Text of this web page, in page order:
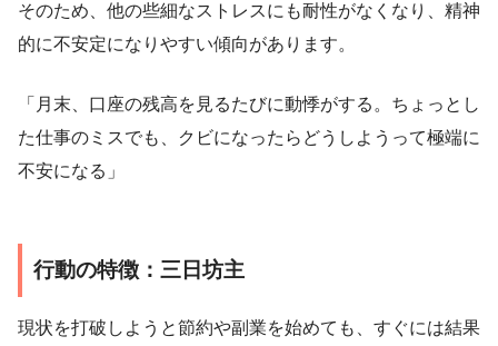
そのため、他の些細なストレスにも耐性がなくなり、精神
的に不安定になりやすい傾向があります。
「月末、口座の残高を見るたびに動悸がする。ちょっとし
た仕事のミスでも、クビになったらどうしようって極端に
不安になる」
行動の特徴：三日坊主
現状を打破しようと節約や副業を始めても、すぐには結果